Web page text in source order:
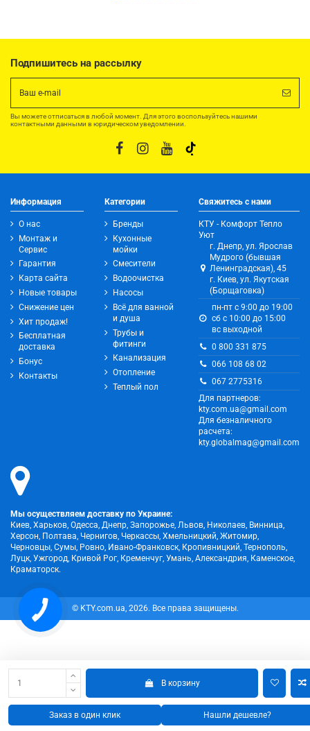
В корзину
Заказ в один клик Нашли дешевле?
Подпишитесь на рассылку
Вы можете отписаться в любой момент. Для этого воспользуйтесь нашими
контактными данными в юридическом уведомлении.
Информация
О нас
Монтаж и
Сервис
Гарантия
Карта сайта
Новые товары
Снижение цен
Хит продаж!
Бесплатная
доставка
Бонус
Контакты
Категории
Бренды
Кухонные
мойки
Смесители
Водоочистка
Насосы
Всё для ванной
и душа
Трубы и
фитинги
Канализация
Отопление
Теплый пол
Свяжитесь с нами
КТУ - Комфорт Тепло
Уют
г. Днепр, ул. Ярослав
Мудрого (бывшая
Ленинградская), 45
г. Киев, ул. Якутская
(Борщаговка)
пн-пт с 9:00 до 19:00
сб с 10:00 до 15:00
вс выходной
0 800 331 875
066 108 68 02
067 2775316
Для партнеров:
kty.com.ua@gmail.com
Для безналичного
расчета:
kty.globalmag@gmail.com
Мы осуществляем доставку по Украине:
Киев, Харьков, Одесса, Днепр, Запорожье, Львов, Николаев, Винница,
Херсон, Полтава, Чернигов, Черкассы, Хмельницкий, Житомир,
Черновцы, Сумы, Ровно, Ивано-Франковск, Кропивницкий, Тернополь,
Луцк, Ужгород, Кривой Рог, Кременчуг, Умань, Александрия, Каменское,
Краматорск.
© KTY.com.ua, 2026. Все права защищены.
КНОПКА
ЗВ'ЯЗКУ